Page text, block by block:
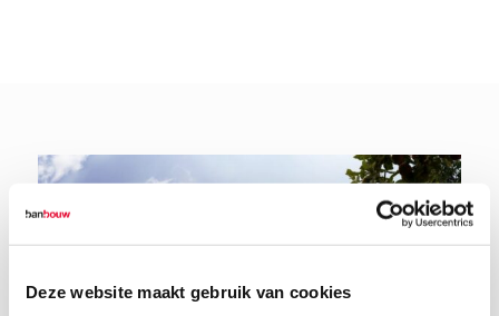
Deze website maakt gebruik van cookies